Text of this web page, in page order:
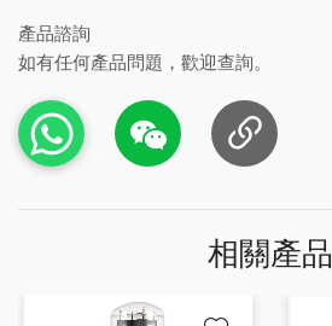
產品諮詢
如有任何產品問題，歡迎查詢。
相關產品